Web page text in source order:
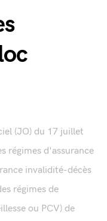
(JO) du 17 juillet
régimes d'assurance
invalidité-décès
régimes de
ou PCV) de